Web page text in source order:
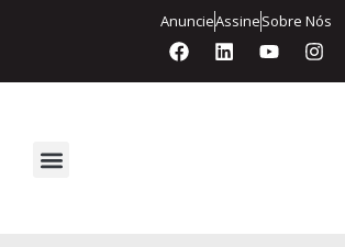
AnuncieAssineSobre Nós